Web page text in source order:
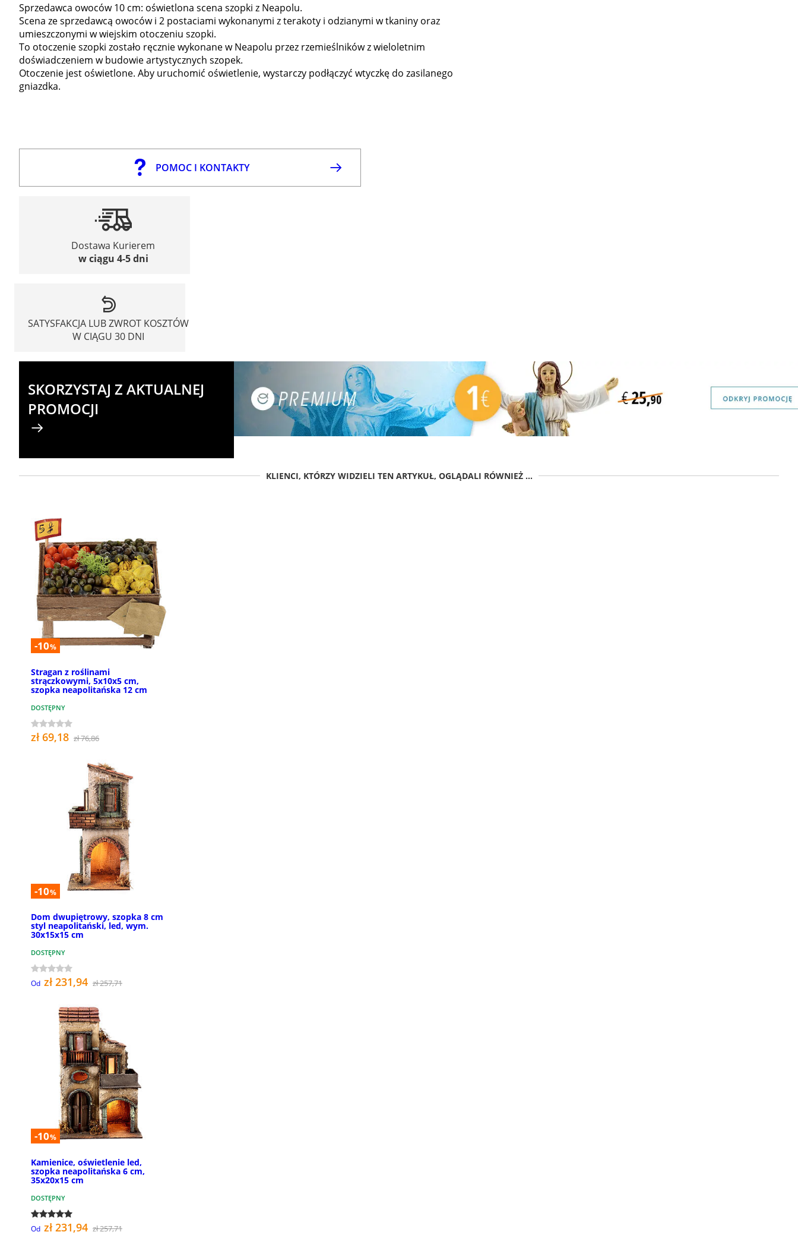
Sprzedawca owoców 10 cm: oświetlona scena szopki z Neapolu.
Scena ze sprzedawcą owoców i 2 postaciami wykonanymi z terakoty i odzianymi w tkaniny oraz
umieszczonymi w wiejskim otoczeniu szopki.
To otoczenie szopki zostało ręcznie wykonane w Neapolu przez rzemieślników z wieloletnim
doświadczeniem w budowie artystycznych szopek.
Otoczenie jest oświetlone. Aby uruchomić oświetlenie, wystarczy podłączyć wtyczkę do zasilanego
gniazdka.
POMOC I KONTAKTY
Dostawa Kurierem
w ciągu 4-5 dni
SATYSFAKCJA LUB ZWROT KOSZTÓW
W CIĄGU 30 DNI
SKORZYSTAJ Z AKTUALNEJ
PROMOCJI
KLIENCI, KTÓRZY WIDZIELI TEN ARTYKUŁ, OGLĄDALI RÓWNIEŻ ...
-10%
Stragan z roślinami
strączkowymi, 5x10x5 cm,
szopka neapolitańska 12 cm
DOSTĘPNY
zł 69,18 zł 76,86
-10%
Dom dwupiętrowy, szopka 8 cm
styl neapolitański, led, wym.
30x15x15 cm
DOSTĘPNY
Od zł 231,94 zł 257,71
-10%
Kamienice, oświetlenie led,
szopka neapolitańska 6 cm,
35x20x15 cm
DOSTĘPNY
Od zł 231,94 zł 257,71